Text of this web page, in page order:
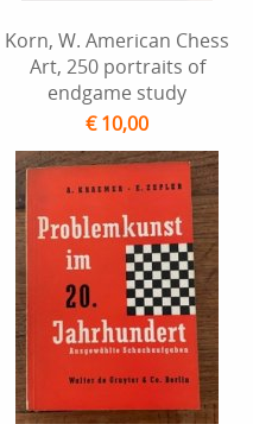
Korn, W. American Chess
Art, 250 portraits of
endgame study
€ 10,00